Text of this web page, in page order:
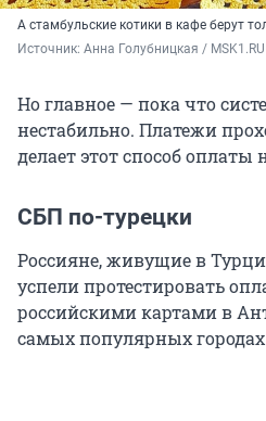
А стамбульские котики в кафе берут
Источник: Анна Голубницкая / MSK1.RU
Но главное — пока что
нестабильно. Платежи
делает этот способ
СБП по-турецки
Россияне, живущие в
успели протестировать
российскими картами в
самых популярных